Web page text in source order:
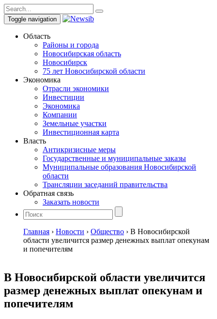
Toggle navigation
Область
Районы и города
Новосибирская область
Новосибирск
75 лет Новосибирской области
Экономика
Отрасли экономики
Инвестиции
Экономика
Компании
Земельные участки
Инвестиционная карта
Власть
Антикризисные меры
Государственные и муниципальные заказы
Муниципальные образования Новосибирской
области
Трансляции заседаний правительства
Обратная связь
Заказать новости
Главная › Новости › Общество › В Новосибирской
области увеличится размер денежных выплат опекунам
и попечителям
В Новосибирской области увеличится
размер денежных выплат опекунам и
попечителям